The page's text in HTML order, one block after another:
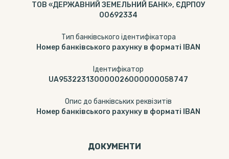
ТОВ «ДЕРЖАВНИЙ ЗЕМЕЛЬНИЙ БАНК», ЄДРПОУ
00692334
Тип банківського ідентифікатора
Номер банківського рахунку в форматі IBAN
Ідентифікатор
UA953223130000026000000058747
Опис до банківських реквізитів
Номер банківського рахунку в форматі IBAN
ДОКУМЕНТИ